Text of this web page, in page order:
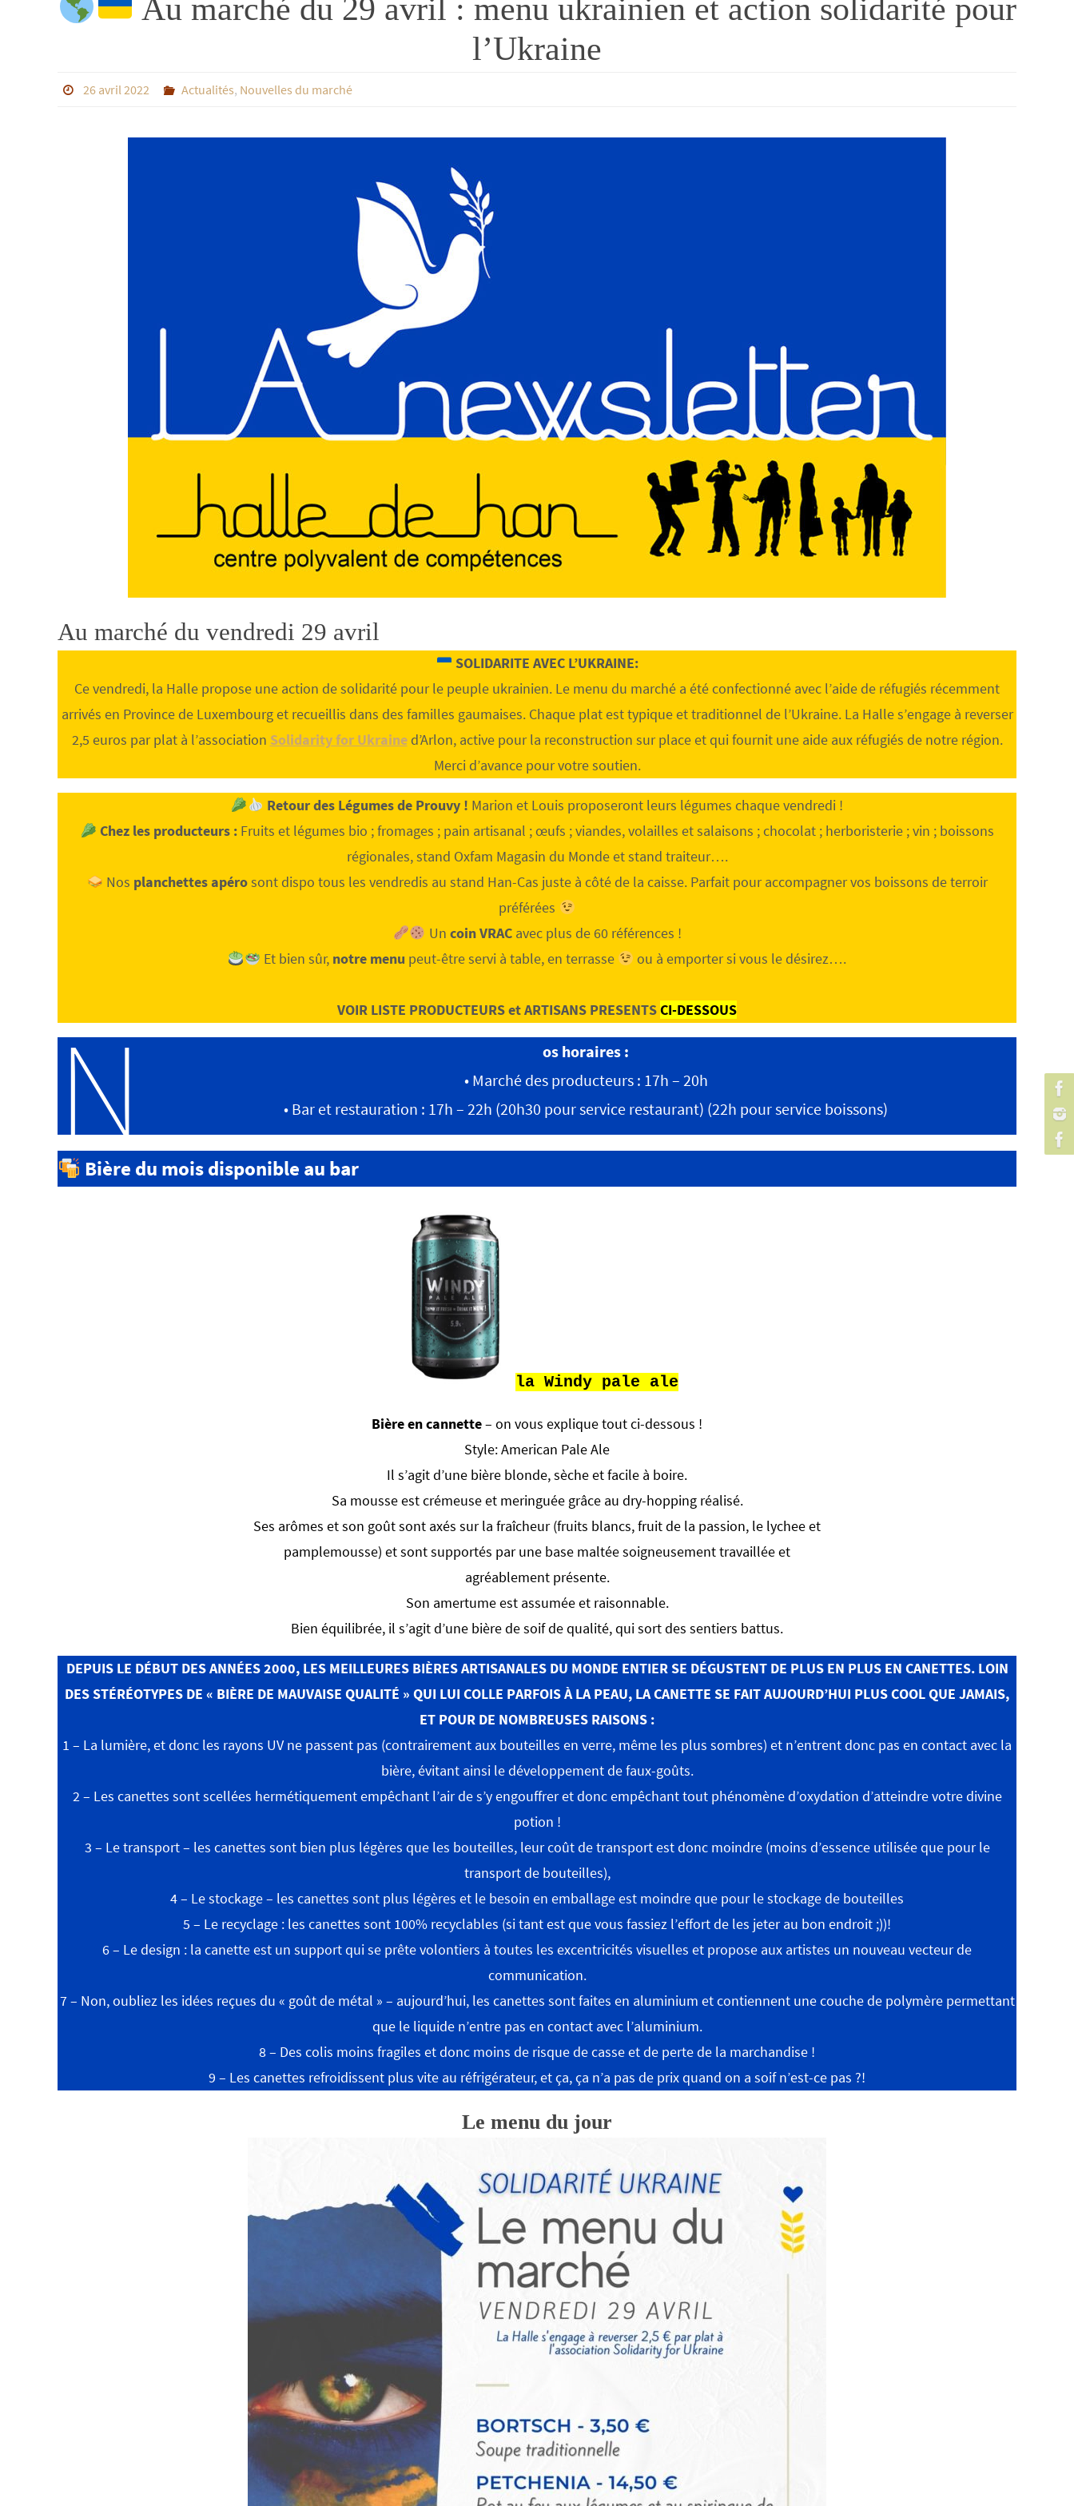
Au marché du 29 avril : menu ukrainien et action solidarité pour
l’Ukraine
26 avril 2022 Actualités, Nouvelles du marché
Au marché du vendredi 29 avril
SOLIDARITE AVEC L’UKRAINE:
Ce vendredi, la Halle propose une action de solidarité pour le peuple ukrainien. Le menu du marché a été confectionné avec l’aide de réfugiés récemment
arrivés en Province de Luxembourg et recueillis dans des familles gaumaises. Chaque plat est typique et traditionnel de l’Ukraine. La Halle s’engage à reverser
2,5 euros par plat à l’association Solidarity for Ukrained’Arlon, active pour la reconstruction sur place et qui fournit une aide aux réfugiés de notre région.
Merci d’avance pour votre soutien.
Retour des Légumes de Prouvy ! Marion et Louis proposeront leurs légumes chaque vendredi !
Chez les producteurs :Fruits et légumes bio ; fromages ; pain artisanal ; œufs ; viandes, volailles et salaisons ; chocolat ; herboristerie ; vin ; boissons
régionales, stand Oxfam Magasin du Monde et stand traiteur….
Nos planchettes apérosont dispo tous les vendredis au stand Han-Cas juste à côté de la caisse. Parfait pour accompagner vos boissons de terroir
préférées
Un coin VRAC avec plus de 60 références !
Et bien sûr, notre menu peut-être servi à table, en terrasse ou à emporter si vous le désirez….
VOIR LISTE PRODUCTEURS et ARTISANS PRESENTSCI-DESSOUS
N
os horaires :
• Marché des producteurs : 17h – 20h
• Bar et restauration : 17h – 22h (20h30 pour service restaurant) (22h pour service boissons)
Bière du mois disponible au bar
la Windy pale ale
Bière en cannette– on vous explique tout ci-dessous !
Style: American Pale Ale
Il s’agit d’une bière blonde, sèche et facile à boire.
Sa mousse est crémeuse et meringuée grâce au dry-hopping réalisé.
Ses arômes et son goût sont axés sur la fraîcheur (fruits blancs, fruit de la passion, le lychee et
pamplemousse) et sont supportés par une base maltée soigneusement travaillée et
agréablement présente.
Son amertume est assumée et raisonnable.
Bien équilibrée, il s’agit d’une bière de soif de qualité, qui sort des sentiers battus.
DEPUIS LE DÉBUT DES ANNÉES 2000, LES MEILLEURES BIÈRES ARTISANALES DU MONDE ENTIER SE DÉGUSTENT DE PLUS EN PLUS EN CANETTES. LOIN
DES STÉRÉOTYPES DE « BIÈRE DE MAUVAISE QUALITÉ » QUI LUI COLLE PARFOIS À LA PEAU, LA CANETTE SE FAIT AUJOURD’HUI PLUS COOL QUE JAMAIS,
ET POUR DE NOMBREUSES RAISONS :
1 – La lumière, et donc les rayons UV ne passent pas (contrairement aux bouteilles en verre, même les plus sombres) et n’entrent donc pas en contact avec la
bière, évitant ainsi le développement de faux-goûts.
2 – Les canettes sont scellées hermétiquement empêchant l’air de s’y engouffrer et donc empêchant tout phénomène d’oxydation d’atteindre votre divine
potion !
3 – Le transport – les canettes sont bien plus légères que les bouteilles, leur coût de transport est donc moindre (moins d’essence utilisée que pour le
transport de bouteilles),
4 – Le stockage – les canettes sont plus légères et le besoin en emballage est moindre que pour le stockage de bouteilles
5 – Le recyclage : les canettes sont 100% recyclables (si tant est que vous fassiez l’effort de les jeter au bon endroit ;))!
6 – Le design : la canette est un support qui se prête volontiers à toutes les excentricités visuelles et propose aux artistes un nouveau vecteur de
communication.
7 – Non, oubliez les idées reçues du « goût de métal » – aujourd’hui, les canettes sont faites en aluminium et contiennent une couche de polymère permettant
que le liquide n’entre pas en contact avec l’aluminium.
8 – Des colis moins fragiles et donc moins de risque de casse et de perte de la marchandise !
9 – Les canettes refroidissent plus vite au réfrigérateur, et ça, ça n’a pas de prix quand on a soif n’est-ce pas ?!
Le menu du jour